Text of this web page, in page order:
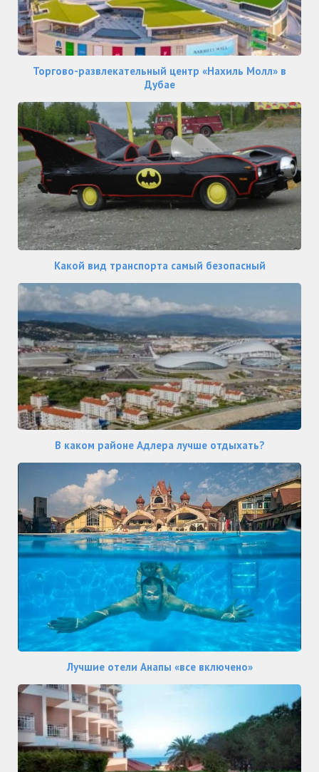
Торгово-развлекательный центр «Нахиль Молл» в
Дубае
Какой вид транспорта самый безопасный
В каком районе Адлера лучше отдыхать?
Лучшие отели Анапы «все включено»